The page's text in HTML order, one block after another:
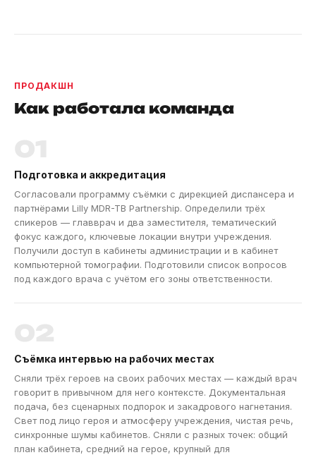
ПРОДАКШН
Как работала команда
Подготовка и аккредитация
Согласовали программу съёмки с дирекцией диспансера и
партнёрами Lilly MDR-TB Partnership. Определили трёх
спикеров — главврач и два заместителя, тематический
фокус каждого, ключевые локации внутри учреждения.
Получили доступ в кабинеты администрации и в кабинет
компьютерной томографии. Подготовили список вопросов
под каждого врача с учётом его зоны ответственности.
Съёмка интервью на рабочих местах
Сняли трёх героев на своих рабочих местах — каждый врач
говорит в привычном для него контексте. Документальная
подача, без сценарных подпорок и закадрового нагнетания.
Свет под лицо героя и атмосферу учреждения, чистая речь,
синхронные шумы кабинетов. Сняли с разных точек: общий
план кабинета, средний на герое, крупный для